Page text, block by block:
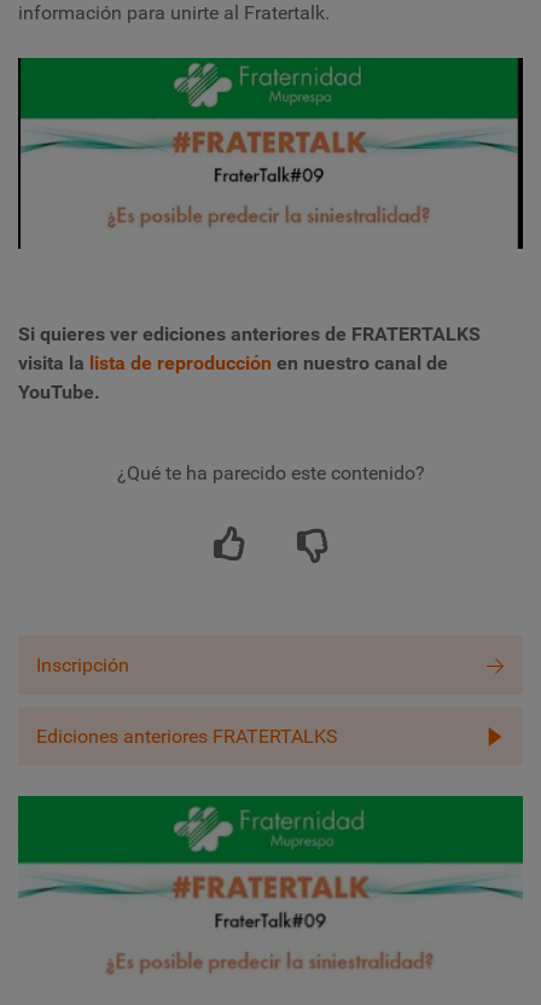
información para unirte al Fratertalk.
Si quieres ver ediciones anteriores de FRATERTALKS
visita la lista de reproducción en nuestro canal de
YouTube.
¿Qué te ha parecido este contenido?
Inscripción
Ediciones anteriores FRATERTALKS